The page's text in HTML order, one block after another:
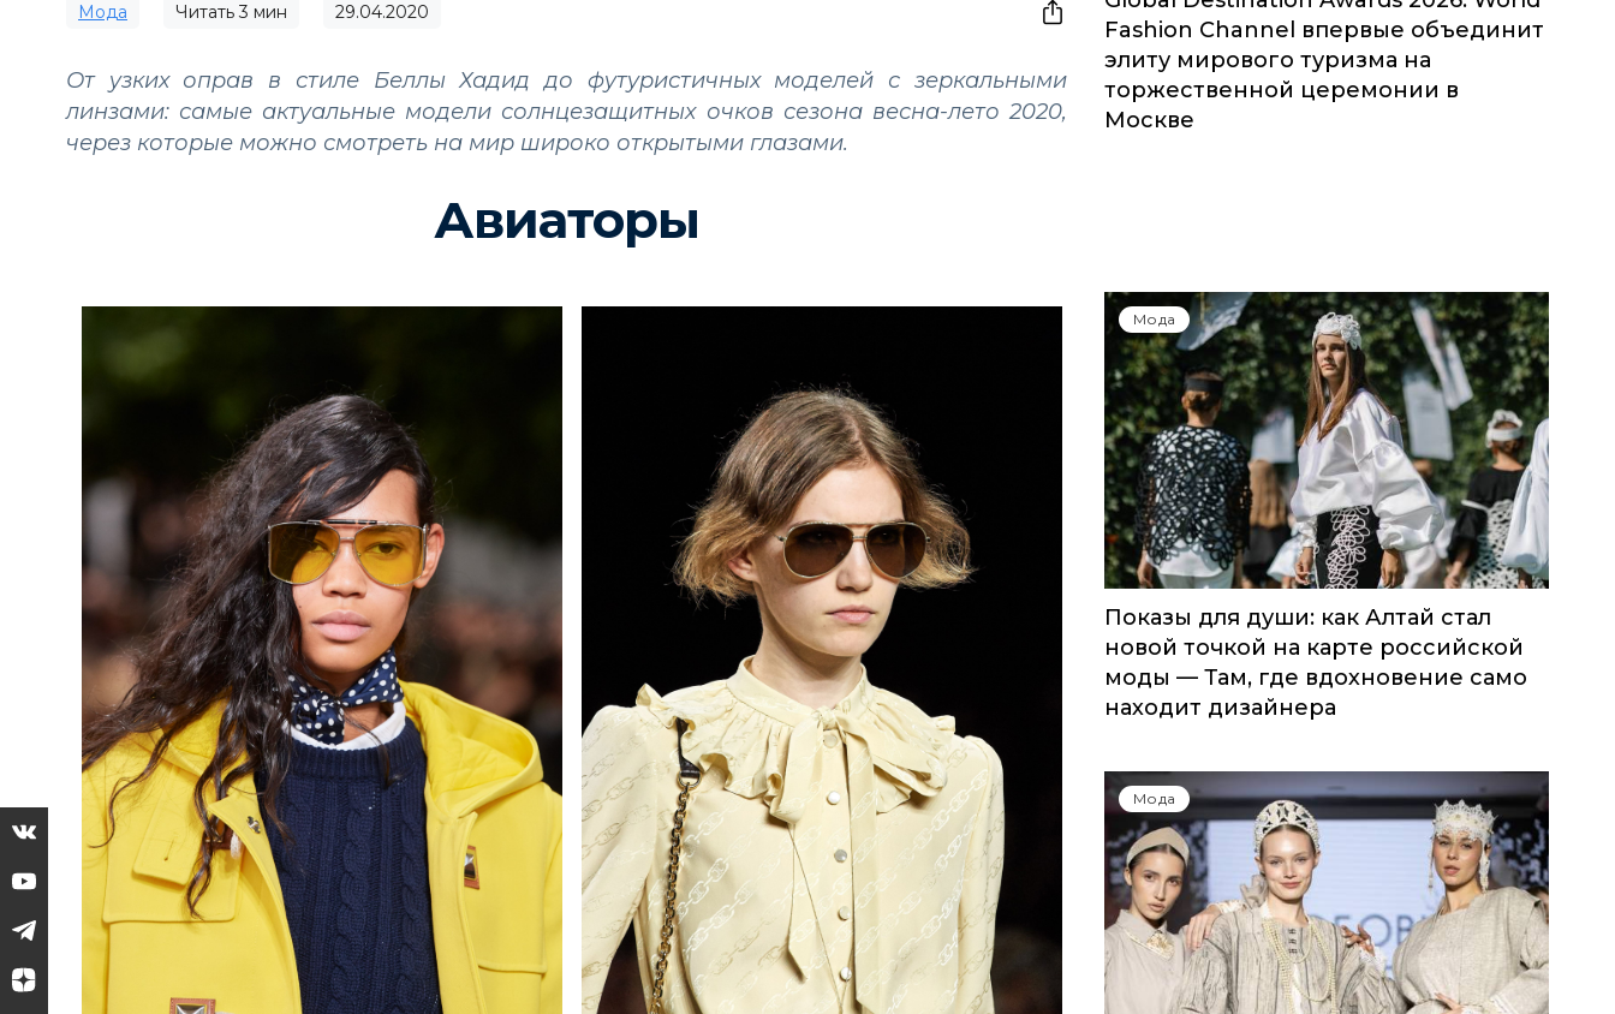
Мода Читать3 мин 29.04.2020
От узких оправ в стиле Беллы Хадид до футуристичных моделей с зеркальными
линзами: самые актуальные модели солнцезащитных очков сезона весна-лето 2020,
через которые можно смотреть на мир широко открытыми глазами.
Авиаторы
Fashion Channel впервые объединит
элиту мирового туризма на
торжественной церемонии в
Москве
Мода
Показы для души: как Алтай стал
новой точкой на карте российской
моды — Там, где вдохновение само
находит дизайнера
Мода